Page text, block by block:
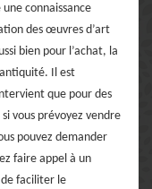
connaissance
des œuvres d’art
bien pour l’achat, la
Il est
que pour des
vous prévoyez vendre
pouvez demander
faire appel à un
faciliter le